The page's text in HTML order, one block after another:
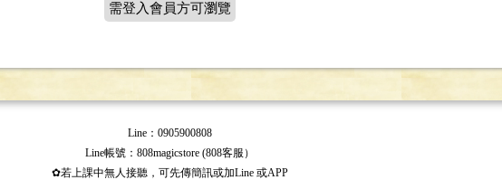
需登入會員方可瀏覽
Line：0905900808
Line帳號：808magicstore (808客服）
✿若上課中無人接聽，可先傳簡訊或加Line 或APP